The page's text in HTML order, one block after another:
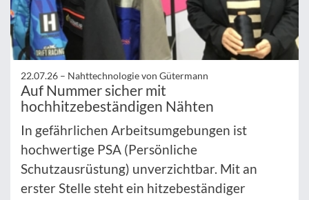
22.07.26 – Nahttechnologie von Gütermann
Auf Nummer sicher mit
hochhitzebeständigen Nähten
In gefährlichen Arbeitsumgebungen ist
hochwertige PSA (Persönliche
Schutzausrüstung) unverzichtbar. Mit an
erster Stelle steht ein hitzebeständiger